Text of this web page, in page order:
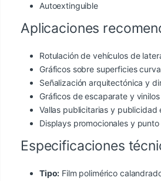
Autoextinguible
Aplicaciones
Rotulación de vehículos de
Gráficos sobre superficies
Señalización arquitectónica y
Gráficos de escaparate y
Vallas publicitarias y
Displays promocionales y
Especificaciones
Tipo: Film polimérico